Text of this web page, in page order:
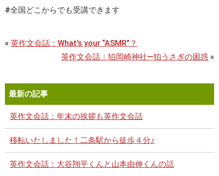
#全国どこからでも受講できます
« 英作文会話：What’s your “ASMR”？
英作文会話：狛岡崎神社―狛うさぎの困惑 »
最新の記事
英作文会話：年末の挨拶も英作文会話
移転いたしました！二条駅から徒歩４分♪
英作文会話：大谷翔平くんと山本由伸くんの話